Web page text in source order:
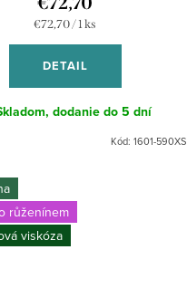
Jednotková
cena:
€72,70 / 1 ks
DETAIL
dodanie do 5 dní
Kód: 1601-590XS
růženínem
viskóza